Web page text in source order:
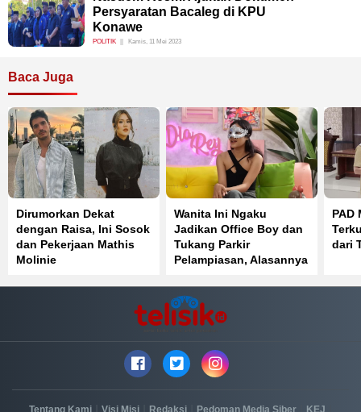
Persyaratan Bacaleg di KPU
Konawe
POLITIK Kamis, 11 Mei 2023
Baca Juga
Dirumorkan Dekat
dengan Raisa, Ini Sosok
dan Pekerjaan Mathis
Molinie
Wanita Ini Ngaku
Jadikan Office Boy dan
Tukang Parkir
Pelampiasan, Alasannya
PAD
dari
Tentang Kami Visi Misi Redaksi Pedoman Media Siber KEJ